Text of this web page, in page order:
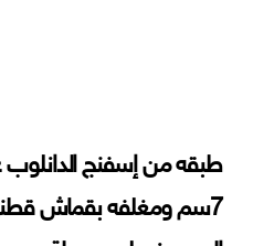
طبقه من إسفنج
7سم ومغلفه بقماش